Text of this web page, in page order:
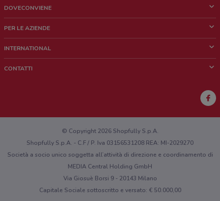
DOVECONVIENE
Chi siamo
Lavora con noi
PER LE AZIENDE
Richieste commerciali e marketing
INTERNATIONAL
CONTATTI
Hai un malfunzionamento sul web o sull'app?
© Copyright 2026 Shopfully S.p.A.
Shopfully S.p.A. - C.F / P. Iva 03156531208 REA: MI-2029270
Società a socio unico soggetta all’attività di direzione e coordinamento di
MEDIA Central Holding GmbH
Via Giosuè Borsi 9 - 20143 Milano
Capitale Sociale sottoscritto e versato: € 50.000,00